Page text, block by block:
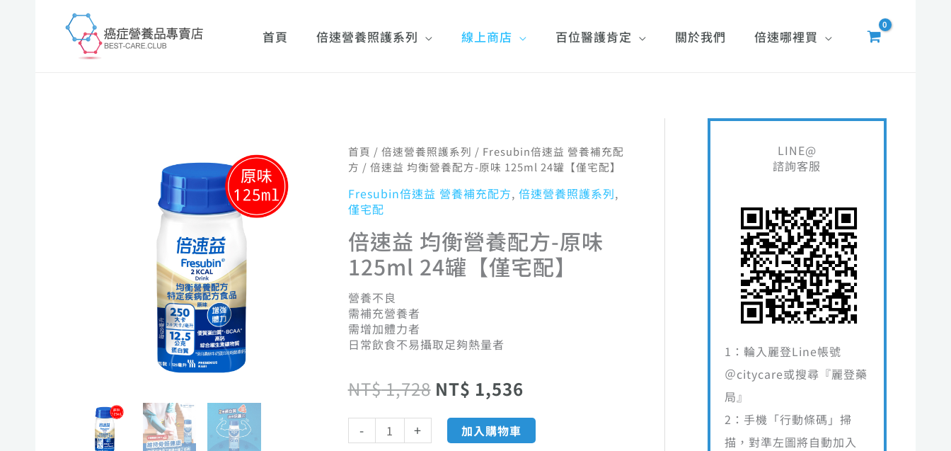
首頁 倍速營養照護系列 線上商店 百位醫護肯定 關於我們 倍速哪裡買
首頁 / 倍速營養照護系列 / Fresubin倍速益 營養補充配
方 / 倍速益 均衡營養配方-原味 125ml 24罐【僅宅配】
Fresubin倍速益 營養補充配方, 倍速營養照護系列,
僅宅配
倍速益 均衡營養配方-原味
125ml 24罐【僅宅配】
營養不良
需補充營養者
需增加體力者
日常飲食不易攝取足夠熱量者
NT$1,728
原
價
NT$ 1,536
目
價
-
倍
速
均
衡
營
養
配
方-
原
味
125ml
24
罐
宅
配】
數
+ 加入購物車
LINE@
諮詢客服
1：輪入麗登Line帳號
＠citycare或搜尋『麗登藥
局』
2：手機「行動條碼」掃
描，對準左圖將自動加入